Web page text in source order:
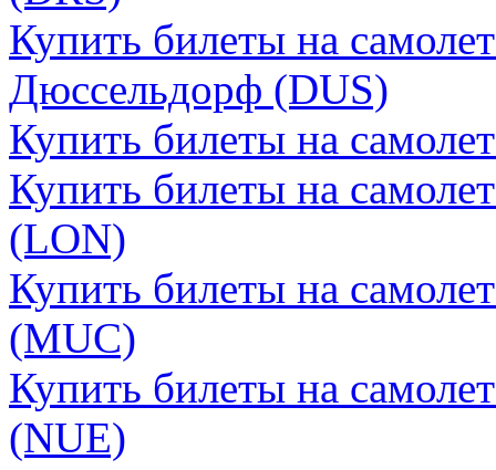
Купить билеты на
Дюссельдорф (DUS)
Купить билеты на
Купить билеты на
(LON)
Купить билеты на
(MUC)
Купить билеты на
(NUE)